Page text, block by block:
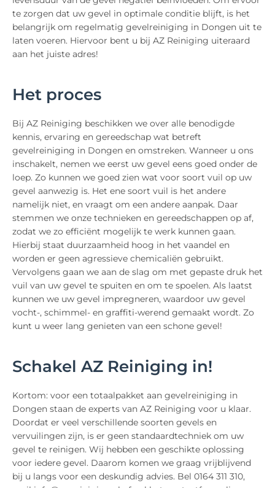
te zorgen dat uw gevel in optimale conditie blijft, is het
belangrijk om regelmatig gevelreiniging in Dongen uit te
laten voeren. Hiervoor bent u bij AZ Reiniging uiteraard
aan het juiste adres!
Het proces
Bij AZ Reiniging beschikken we over alle benodigde
kennis, ervaring en gereedschap wat betreft
gevelreiniging in Dongen en omstreken. Wanneer u ons
inschakelt, nemen we eerst uw gevel eens goed onder de
loep. Zo kunnen we goed zien wat voor soort vuil op uw
gevel aanwezig is. Het ene soort vuil is het andere
namelijk niet, en vraagt om een andere aanpak. Daar
stemmen we onze technieken en gereedschappen op af,
zodat we zo efficiënt mogelijk te werk kunnen gaan.
Hierbij staat duurzaamheid hoog in het vaandel en
worden er geen agressieve chemicaliën gebruikt.
Vervolgens gaan we aan de slag om met gepaste druk het
vuil van uw gevel te spuiten en om te spoelen. Als laatst
kunnen we uw gevel impregneren, waardoor uw gevel
vocht-, schimmel- en graffiti-werend gemaakt wordt. Zo
kunt u weer lang genieten van een schone gevel!
Schakel AZ Reiniging in!
Kortom: voor een totaalpakket aan gevelreiniging in
Dongen staan de experts van AZ Reiniging voor u klaar.
Doordat er veel verschillende soorten gevels en
vervuilingen zijn, is er geen standaardtechniek om uw
gevel te reinigen. Wij hebben een geschikte oplossing
voor iedere gevel. Daarom komen we graag vrijblijvend
bij u langs voor een deskundig advies. Bel 0164 311 310,